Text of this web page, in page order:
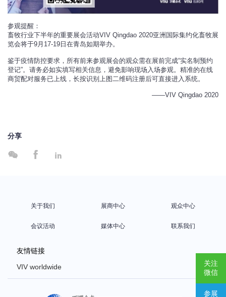
关注
微信
参展
参观提醒：
畜牧行业下半年的重要展会活动VIV Qingdao 2020亚洲国际集约化畜牧展
览会将于9月17-19日在青岛如期举办。
鉴于疫情防控要求，所有前来参观展会的观众需在展前完成“实名制预约
登记”。请务必如实填写相关信息，避免影响现场入场参观。精准的在线
商贸配对服务已上线，长按识别上图二维码注册后可直接进入系统。
——VIV Qingdao 2020
分享
  
关于我们 展商中心 观众中心
会议活动 媒体中心 联系我们
友情链接
VIV worldwide